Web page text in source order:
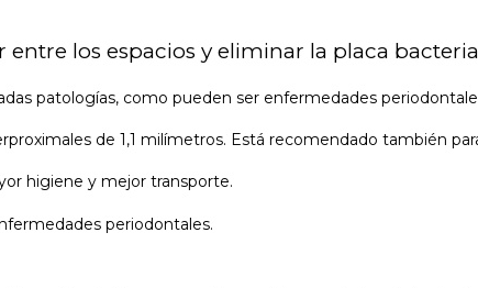
los espacios y eliminar la placa
patologías, como pueden ser enfermedades
de 1,1 milímetros. Está recomendado también
higiene y mejor transporte.
periodontales.